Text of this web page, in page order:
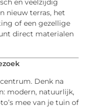
en veelzijdig
nieuw terras, het
of een gezellige
direct materialen
Denk na
modern, natuurlijk,
mee van je tuin of